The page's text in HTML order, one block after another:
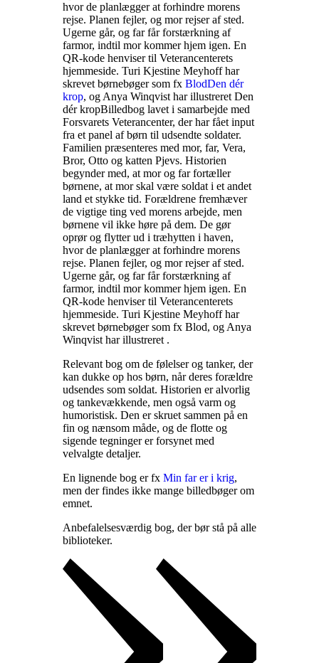
hvor de planlægger at forhindre morens
rejse. Planen fejler, og mor rejser af sted.
Ugerne går, og far får forstærkning af
farmor, indtil mor kommer hjem igen. En
QR-kode henviser til Veterancenterets
hjemmeside. Turi Kjestine Meyhoff har
skrevet børnebøger som fx BlodDen dér
krop, og Anya Winqvist har illustreret Den
dér kropBilledbog lavet i samarbejde med
Forsvarets Veterancenter, der har fået input
fra et panel af børn til udsendte soldater.
Familien præsenteres med mor, far, Vera,
Bror, Otto og katten Pjevs. Historien
begynder med, at mor og far fortæller
børnene, at mor skal være soldat i et andet
land et stykke tid. Forældrene fremhæver
de vigtige ting ved morens arbejde, men
børnene vil ikke høre på dem. De gør
oprør og flytter ud i træhytten i haven,
hvor de planlægger at forhindre morens
rejse. Planen fejler, og mor rejser af sted.
Ugerne går, og far får forstærkning af
farmor, indtil mor kommer hjem igen. En
QR-kode henviser til Veterancenterets
hjemmeside. Turi Kjestine Meyhoff har
skrevet børnebøger som fx Blod, og Anya
Winqvist har illustreret .
Relevant bog om de følelser og tanker, der
kan dukke op hos børn, når deres forældre
udsendes som soldat. Historien er alvorlig
og tankevækkende, men også varm og
humoristisk. Den er skruet sammen på en
fin og nænsom måde, og de flotte og
sigende tegninger er forsynet med
velvalgte detaljer.
En lignende bog er fx Min far er i krig,
men der findes ikke mange billedbøger om
emnet.
Anbefalelsesværdig bog, der bør stå på alle
biblioteker.